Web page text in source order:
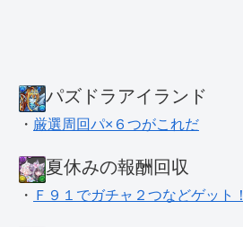
パズドラアイランド
・ 厳選周回パ×６つがこれだ
夏休みの報酬回収
・ Ｆ９１でガチャ２つなどゲット！